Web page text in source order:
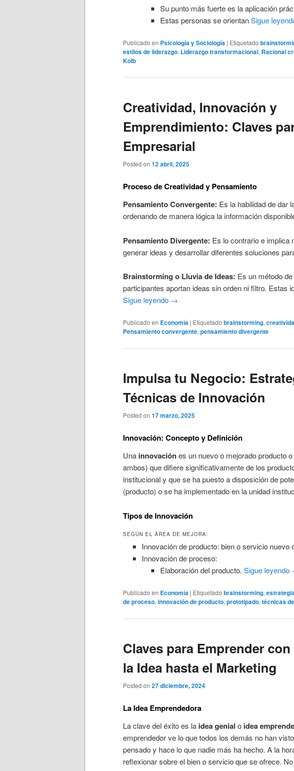
Su punto más fuerte es la aplicación
Estas personas se orientanSigue
Publicado en Psicología y Sociología | Etiquetado
estilos de liderazgo, Liderazgo transformacional, Racional
Kolb
Creatividad, Innovación y
Emprendimiento: Claves
Empresarial
Posted on 12 abril, 2025
Proceso de Creatividad y Pensamiento
Pensamiento Convergente: Es la habilidad de dar
ordenando de manera lógica la información
Pensamiento Divergente: Es lo contrario e implica
generar ideas y desarrollar diferentes soluciones
Brainstorming o Lluvia de Ideas: Es un método
participantes aportan ideas sin orden ni filtro. Estas
Sigue leyendo →
Publicado en Economía | Etiquetado brainstorming,
Pensamiento convergente, pensamiento divergente
Impulsa tu Negocio:
Técnicas de Innovación
Posted on 17 marzo, 2025
Innovación: Concepto y Definición
Una innovaciónes un nuevo o mejorado producto
ambos) que difiere significativamente de los
institucional y que se ha puesto a disposición de
(producto) o se ha implementado en la unidad
Tipos de Innovación
SEGÚN EL ÁREA DE MEJORA:
Innovación de producto: bien o servicio nuevo
Innovación de proceso:
Elaboración del producto. Sigue leyendo
Publicado en Economía | Etiquetado brainstorming,
de proceso, innovación de producto, prototipado, técnicas
Claves para Emprender
la Idea hasta el Marketing
Posted on 27 diciembre, 2024
La Idea Emprendedora
La clave del éxito es la idea genial o idea
emprendedor ve lo que todos los demás no han
pensado y hace lo que nadie más ha hecho. A la
reflexionar sobre el bien o servicio que se ofrece.